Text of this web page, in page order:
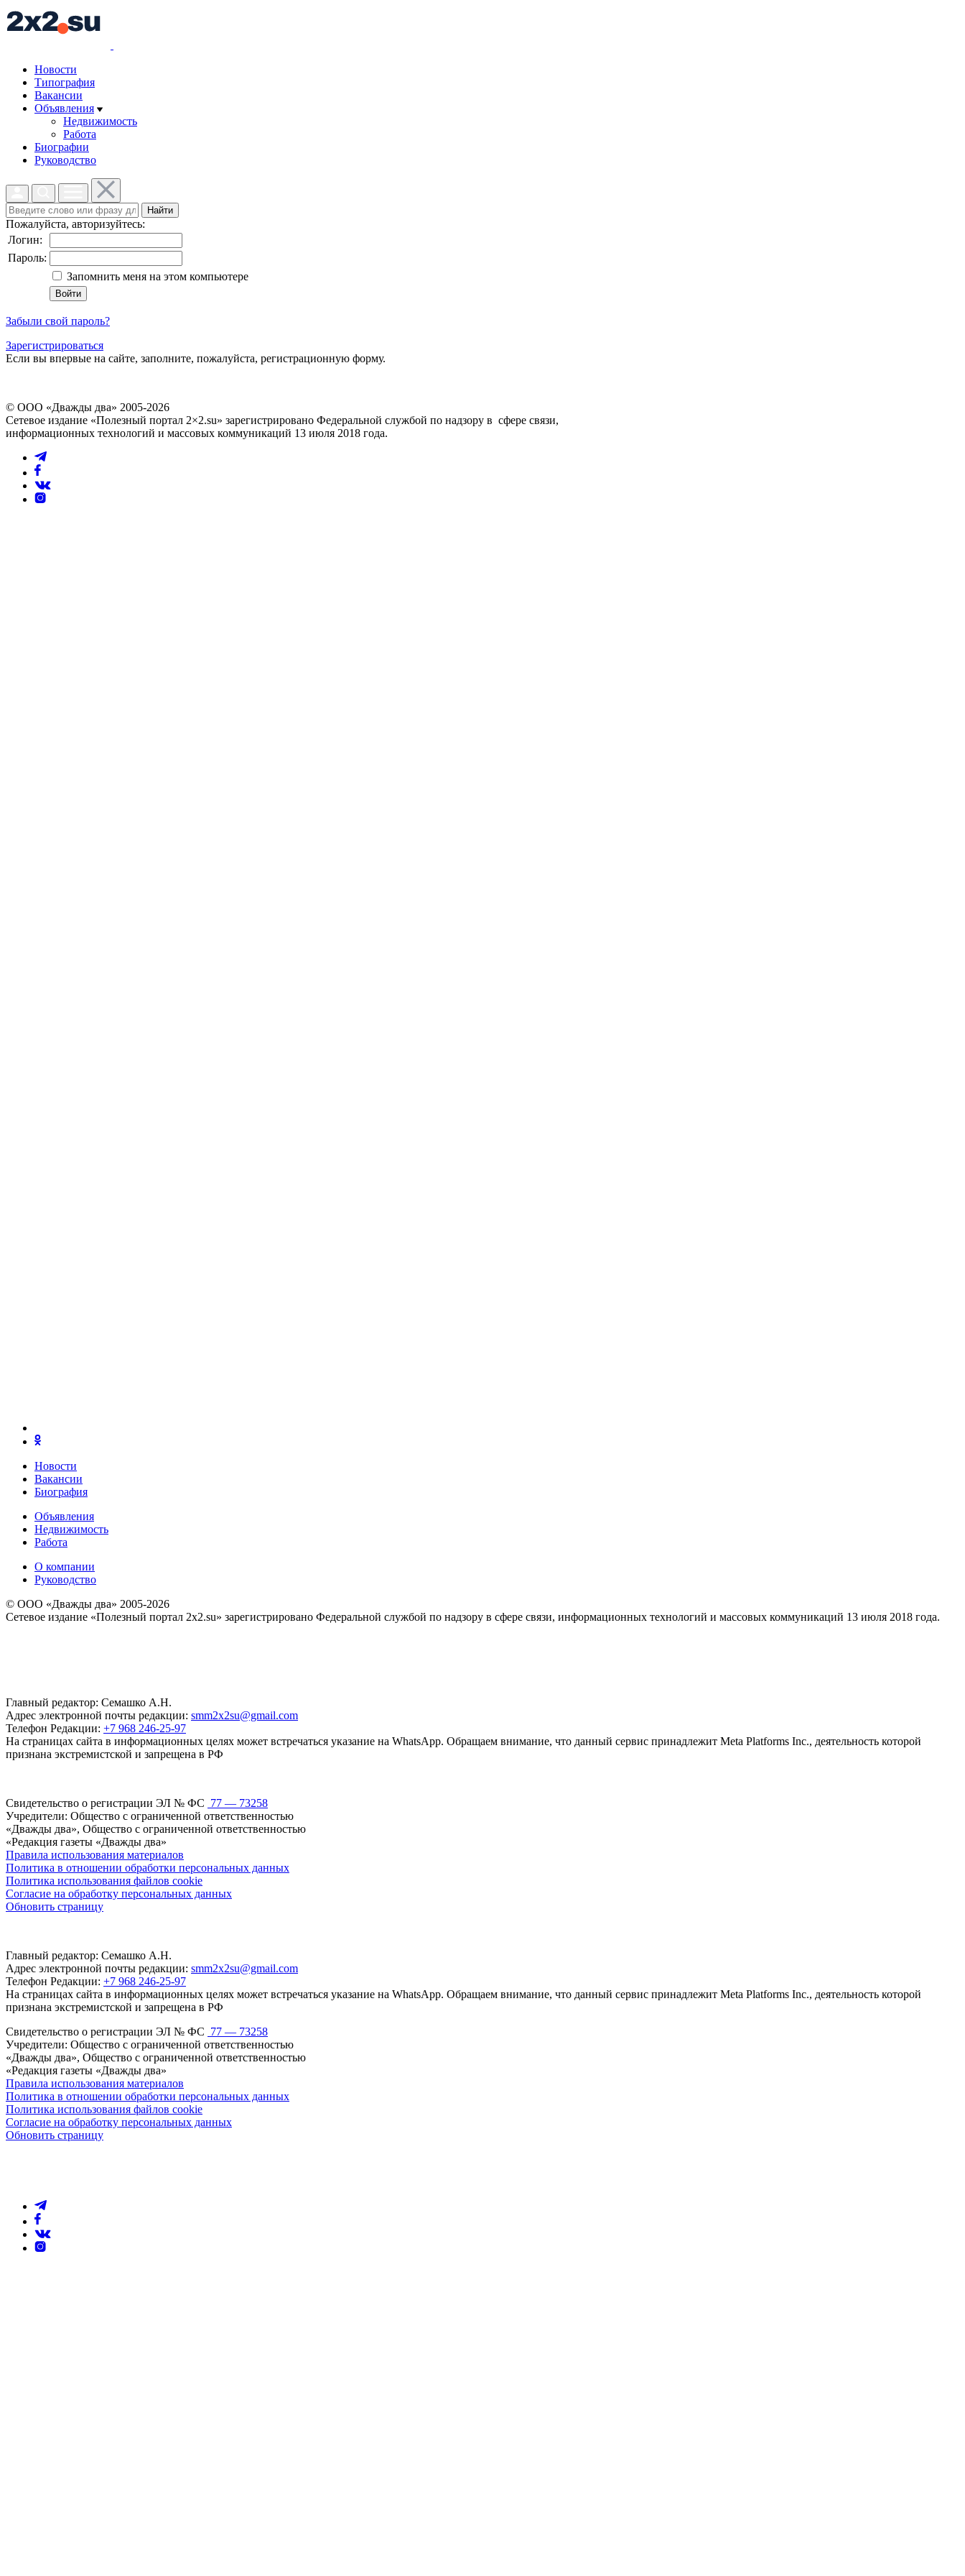
Новости
Типография
Вакансии
Объявления
Недвижимость
Работа
Биографии
Руководство
Найти
Пожалуйста, авторизуйтесь:
Логин:
Пароль:
Запомнить меня на этом компьютере
Забыли свой пароль?
Зарегистрироваться
Если вы впервые на сайте, заполните, пожалуйста, регистрационную форму.
© ООО «Дважды два» 2005-2026
Сетевое издание «Полезный портал 2×2.su» зарегистрировано Федеральной службой по надзору в сфере связи,
информационных технологий и массовых коммуникаций 13 июля 2018 года.
Новости
Вакансии
Биография
Объявления
Недвижимость
Работа
О компании
Руководство
© ООО «Дважды два» 2005-2026
Сетевое издание «Полезный портал 2x2.su» зарегистрировано Федеральной службой по надзору в сфере связи, информационных технологий и массовых коммуникаций 13 июля 2018 года.
Главный редактор: Семашко А.Н.
Адрес электронной почты редакции: smm2x2su@gmail.com
Телефон Редакции: +7 968 246-25-97
На страницах сайта в информационных целях может встречаться указание на WhatsApp. Обращаем внимание, что данный сервис принадлежит Meta Platforms Inc., деятельность которой
признана экстремистской и запрещена в РФ
Свидетельство о регистрации ЭЛ № ФС 77 — 73258
Учредители: Общество с ограниченной ответственностью
«Дважды два», Общество с ограниченной ответственностью
«Редакция газеты «Дважды два»
Правила использования материалов
Политика в отношении обработки персональных данных
Политика использования файлов cookie
Согласие на обработку персональных данных
Обновить страницу
Главный редактор: Семашко А.Н.
Адрес электронной почты редакции: smm2x2su@gmail.com
Телефон Редакции: +7 968 246-25-97
На страницах сайта в информационных целях может встречаться указание на WhatsApp. Обращаем внимание, что данный сервис принадлежит Meta Platforms Inc., деятельность которой
признана экстремистской и запрещена в РФ
Свидетельство о регистрации ЭЛ № ФС 77 — 73258
Учредители: Общество с ограниченной ответственностью
«Дважды два», Общество с ограниченной ответственностью
«Редакция газеты «Дважды два»
Правила использования материалов
Политика в отношении обработки персональных данных
Политика использования файлов cookie
Согласие на обработку персональных данных
Обновить страницу